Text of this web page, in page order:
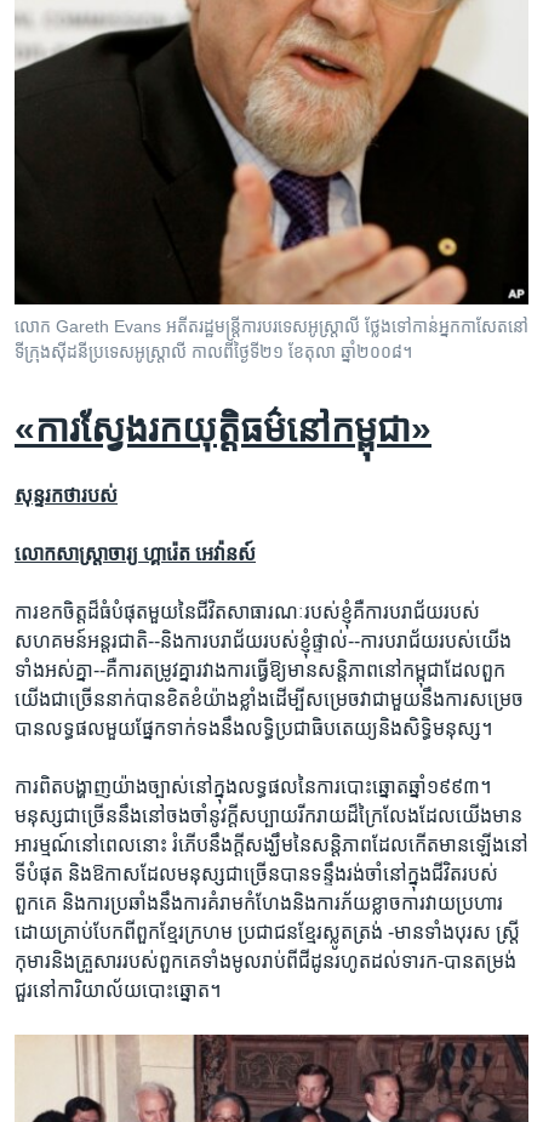
លោក Gareth Evans អតីត​រដ្ឋមន្ត្រី​ការ​បរទេស​អូស្ត្រាលី ថ្លែង​ទៅ​កាន់​អ្នក​កាសែត​នៅ​
ទី​ក្រុង​ស៊ីដនី​ប្រទេស​អូស្ត្រាលី កាល​ពី​ថ្ងៃ​ទី​២១ ខែ​តុលា ឆ្នាំ២០០៨។
«ការ​ស្វែង​រក​យុត្តិធម៌​នៅ​កម្ពុជា‍»
សុន្ទរកថា​របស់
លោក​សាស្ត្រាចារ្យ ហ្គារ៉េត អេវ៉ានស៍
ការ​ខកចិត្ត​ដ៏​ធំ​បំផុត​មួយ​នៃ​ជីវិត​សាធារណៈ​របស់​ខ្ញុំ​គឺ​ការ​បរាជ័យ​របស់​
សហគមន៍​អន្តរជាតិ​--និង​ការ​បរាជ័យ​របស់​ខ្ញុំ​ផ្ទាល់​--ការ​បរាជ័យ​របស់​យើង​
ទាំង​អស់​គ្នា​--គឺ​ការ​តម្រូវ​គ្នា​រវាង​ការ​ធ្វើ​ឱ្យ​មាន​សន្តិភាព​នៅ​កម្ពុជា​ដែល​ពួក​
យើង​ជាច្រើន​នាក់​បាន​ខិតខំ​យ៉ាង​ខ្លាំង​ដើម្បី​សម្រេច​វា​ជាមួយ​នឹង​ការ​សម្រេច​
បាន​លទ្ធផល​មួយ​ផ្នែក​ទាក់ទង​នឹង​លទ្ធិ​ប្រជាធិបតេយ្យ​និង​សិទ្ធិមនុស្ស។
ការពិត​បង្ហាញ​យ៉ាង​ច្បាស់​នៅ​ក្នុង​លទ្ធផល​នៃ​ការ​បោះឆ្នោត​ឆ្នាំ​១៩៩៣។
មនុស្ស​ជា​ច្រើន​នឹង​នៅ​ចងចាំ​នូវ​ក្តី​សប្បាយ​រីករាយ​ដ៏​ក្រៃលែង​ដែល​យើង​មាន​
អារម្មណ៍​នៅ​ពេល​នោះ រំភើប​នឹង​ក្តី​សង្ឃឹម​នៃ​សន្តិភាព​ដែល​កើតមាន​ឡើង​នៅ​
ទីបំផុត​ និង​ឱកាស​ដែល​មនុស្ស​ជាច្រើន​បាន​ទន្ទឹង​រង់ចាំ​នៅ​ក្នុង​ជីវិត​របស់​
ពួកគេ​ និង​ការ​ប្រឆាំង​នឹង​ការ​គំរាម​កំហែង​និង​ការភ័យខ្លាច​ការវាយប្រហារ​
ដោយ​គ្រាប់បែក​ពី​ពួក​ខ្មែរ​ក្រហម​ ប្រជាជន​ខ្មែរ​ស្លូតត្រង់​ -មាន​ទាំង​បុរស ស្ត្រី
កុមារ​និង​គ្រួសារ​របស់​ពួកគេ​ទាំងមូល​រាប់​ពី​ជីដូន​រហូត​ដល់​ទារក-បាន​តម្រង់​
ជួរ​នៅ​ការិយាល័យ​បោះឆ្នោត។